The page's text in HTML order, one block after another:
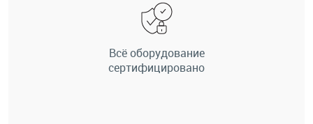
Всё оборудование
сертифицировано